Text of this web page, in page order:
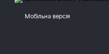
Мобільна версія